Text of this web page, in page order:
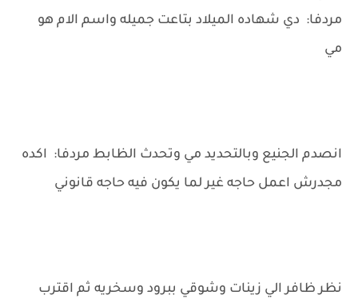
مردفا: دي شهاده الميلاد بتاعت جميله واسم الام هو
مي
انصدم الجنيع وبالتحديد مي وتحدث الظابط مردفا: اكده
مجدرش اعمل حاجه غير لما يكون فيه حاجه قانوني
نظر ظافر الي زينات وشوقي ببرود وسخريه ثم اقترب